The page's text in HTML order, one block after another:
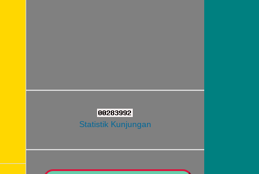
Statistik Kunjungan